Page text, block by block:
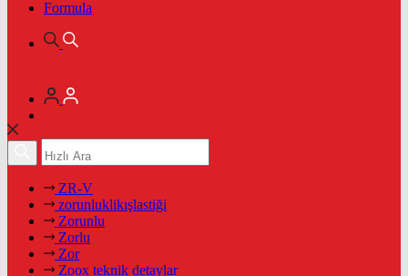
Formula
ZR-V
zorunluklikışlastiği
Zorunlu
Zorlu
Zor
Zoox teknik detaylar